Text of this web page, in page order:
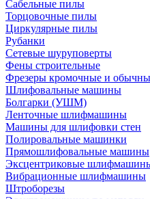
Сабельные пилы
Торцовочные пилы
Циркулярные пилы
Рубанки
Сетевые шуруповерты
Фены строительные
Фрезеры кромочные и
Шлифовальные машины
Болгарки (УШМ)
Ленточные шлифмашины
Машины для шлифовки стен
Полировальные машинки
Прямошлифовальные машины
Эксцентриковые
Вибрационные шлифмашины
Штроборезы